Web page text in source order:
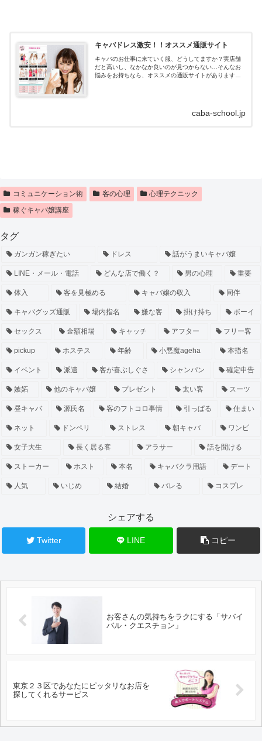
キャバドレス激安！！オススメ通販サイト
キャバのお仕事に来ていく服、どうしてますか？実店舗
だと高いし、なかなか良いのが見つからない…そんなお
悩みをお持ちなら、オススメの通販サイトがあります！
caba-school.jp
コミュニケーション術 客の心理
心理テクニック
稼ぐキャバ嬢講座
タグ
ガンガン稼ぎたい ドレス 話がうまいキャバ嬢
LINE・メール・電話 どんな店で働く？ 男の心理 重要
体入 客を見極める キャバ嬢の収入 同伴
キャバグッズ通販 場内指名 嫌な客 掛け持ち ボーイ
セックス 金額相場 キャッチ アフター フリー客
pickup ホステス 年齢 小悪魔ageha 本指名
イベント 派遣 客が喜ぶしぐさ シャンパン 確定申告
嫉妬 他のキャバ嬢 プレゼント 太い客 スーツ
昼キャバ 源氏名 客のフトコロ事情 引っぱる 住まい
ネット ドンペリ ストレス 朝キャバ ワンピ
女子大生 長く居る客 アラサー 話を聞ける
ストーカー ホスト 本名 キャバクラ用語 デート
人気 いじめ 結婚 バレる コスプレ
シェアする
Twitter LINE コピー
お客さんの気持ちをラクにする「サバイ
バル・クエスチョン」
東京２３区であなたにピッタリなお店を
探してくれるサービス